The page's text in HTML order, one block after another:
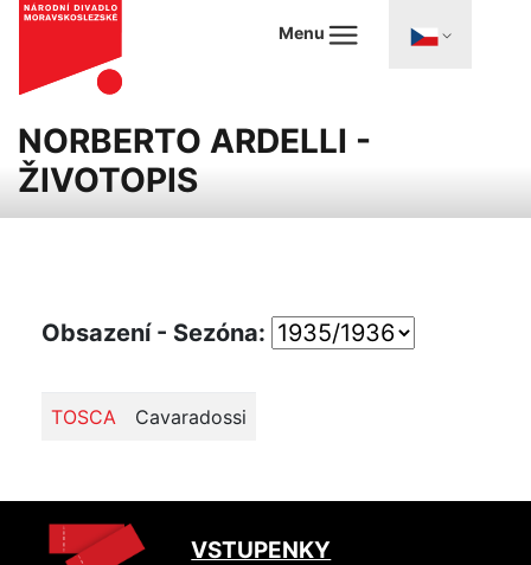
Menu
NORBERTO ARDELLI -
ŽIVOTOPIS
Obsazení - Sezóna:
TOSCA Cavaradossi
VSTUPENKY